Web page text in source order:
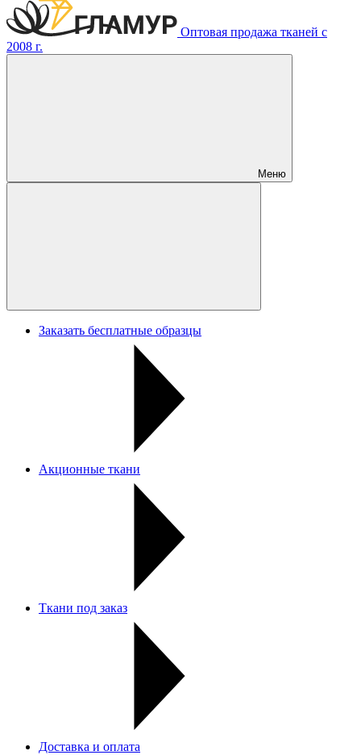
Оптовая продажа тканей с
2008 г.
Меню
Заказать бесплатные образцы
Акционные ткани
Ткани под заказ
Доставка и оплата